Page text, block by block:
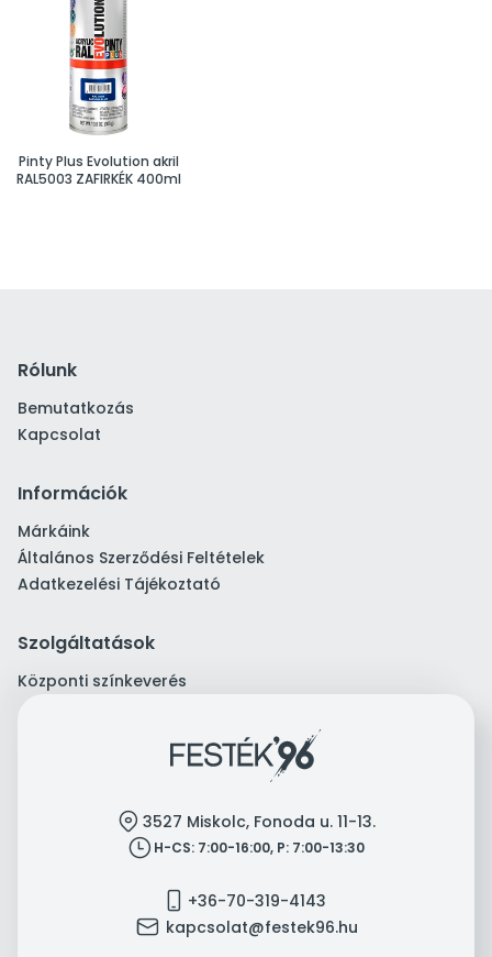
Pinty Plus Evolution akril
RAL5003 ZAFIRKÉK 400ml
Rólunk
Bemutatkozás
Kapcsolat
Információk
Márkáink
Általános Szerződési Feltételek
Adatkezelési Tájékoztató
Szolgáltatások
Központi színkeverés
location 3527 Miskolc, Fonoda u. 11-13.
clock H-CS: 7:00-16:00, P: 7:00-13:30
mobile +36-70-319-4143
mail kapcsolat@festek96.hu